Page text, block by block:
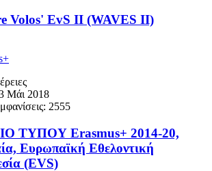
Volos' EvS II (WAVES II)
Μάι 2018
2555
ΤΥΠΟΥ Erasmus+ 2014-20,
Ευρωπαϊκή Εθελοντική
(EVS)